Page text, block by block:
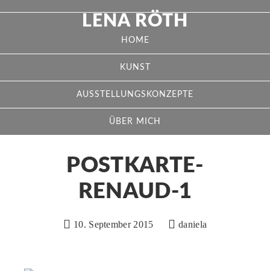
LENA RÖTH
HOME
KUNST
AUSSTELLUNGSKONZEPTE
ÜBER MICH
POSTKARTE-
RENAUD-1
10. September 2015 daniela